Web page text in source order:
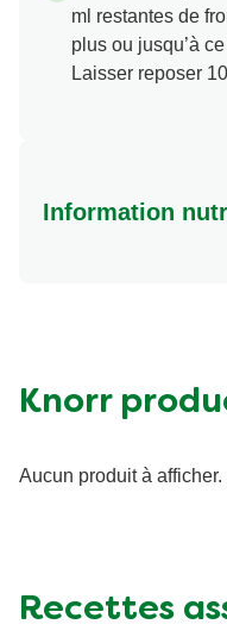
ml restantes de
plus ou jusqu’à
Laisser reposer
Information
Knorr
Aucun produit à afficher.
Recettes